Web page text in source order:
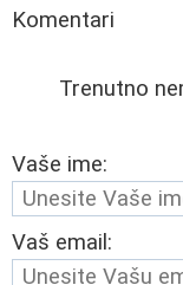
Komentari
Trenutno
Vaše ime:
Vaš email: